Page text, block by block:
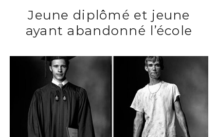
Jeune diplômé et jeune
ayant abandonné l’école